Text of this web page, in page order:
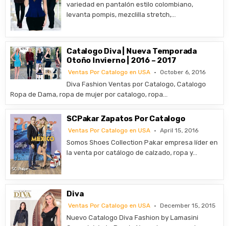
variedad en pantalón estilo colombiano,
levanta pompis, mezclilla stretch,…
Catalogo Diva | Nueva Temporada
Otoño Invierno | 2016 – 2017
Ventas Por Catalogo en USA October 6, 2016
Diva Fashion Ventas por Catalogo, Catalogo
Ropa de Dama, ropa de mujer por catalogo, ropa…
SCPakar Zapatos Por Catalogo
Ventas Por Catalogo en USA April 15, 2016
Somos Shoes Collection Pakar empresa líder en
la venta por catálogo de calzado, ropa y…
Diva
Ventas Por Catalogo en USA December 15, 2015
Nuevo Catalogo Diva Fashion by Lamasini